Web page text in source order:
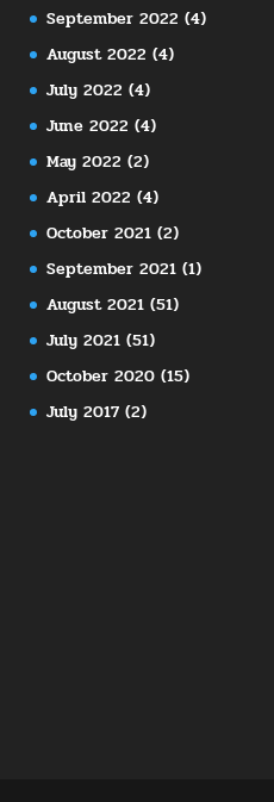
September 2022 (4)
August 2022 (4)
July 2022 (4)
June 2022 (4)
May 2022 (2)
April 2022 (4)
October 2021 (2)
September 2021 (1)
August 2021 (51)
July 2021 (51)
October 2020 (15)
July 2017 (2)